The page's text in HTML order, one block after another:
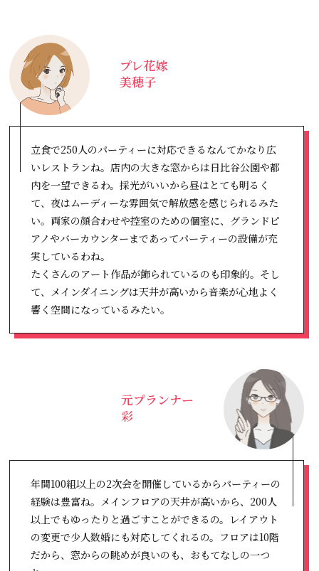
立食で250人のパーティーに対応できるなんてかなり広
いレストランね。店内の大きな窓からは日比谷公園や都
内を一望できるわ。採光がいいから昼はとても明るく
て、夜はムーディーな雰囲気で解放感を感じられるみた
い。両家の顔合わせや控室のための個室に、グランドピ
アノやバーカウンターまであってパーティーの設備が充
実しているわね。
たくさんのアート作品が飾られているのも印象的。そし
て、メインダイニングは天井が高いから音楽が心地よく
響く空間になっているみたい。
プレ花嫁
美穂子
年間100組以上の2次会を開催しているからパーティーの
経験は豊富ね。メインフロアの天井が高いから、200人
以上でもゆったりと過ごすことができるの。レイアウト
の変更で少人数婚にも対応してくれるの。フロアは10階
だから、窓からの眺めが良いのも、おもてなしの一つ
元プランナー
彩